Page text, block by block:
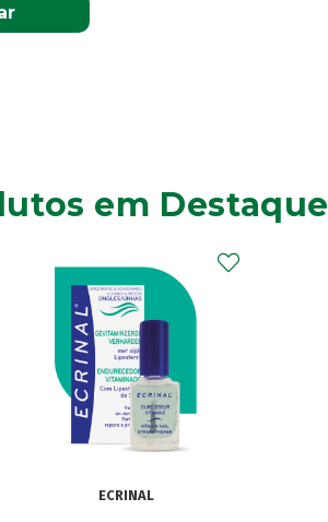
em Destaque
ECRINAL